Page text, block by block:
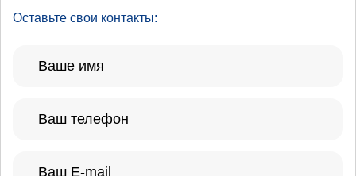
Оставьте свои контакты: